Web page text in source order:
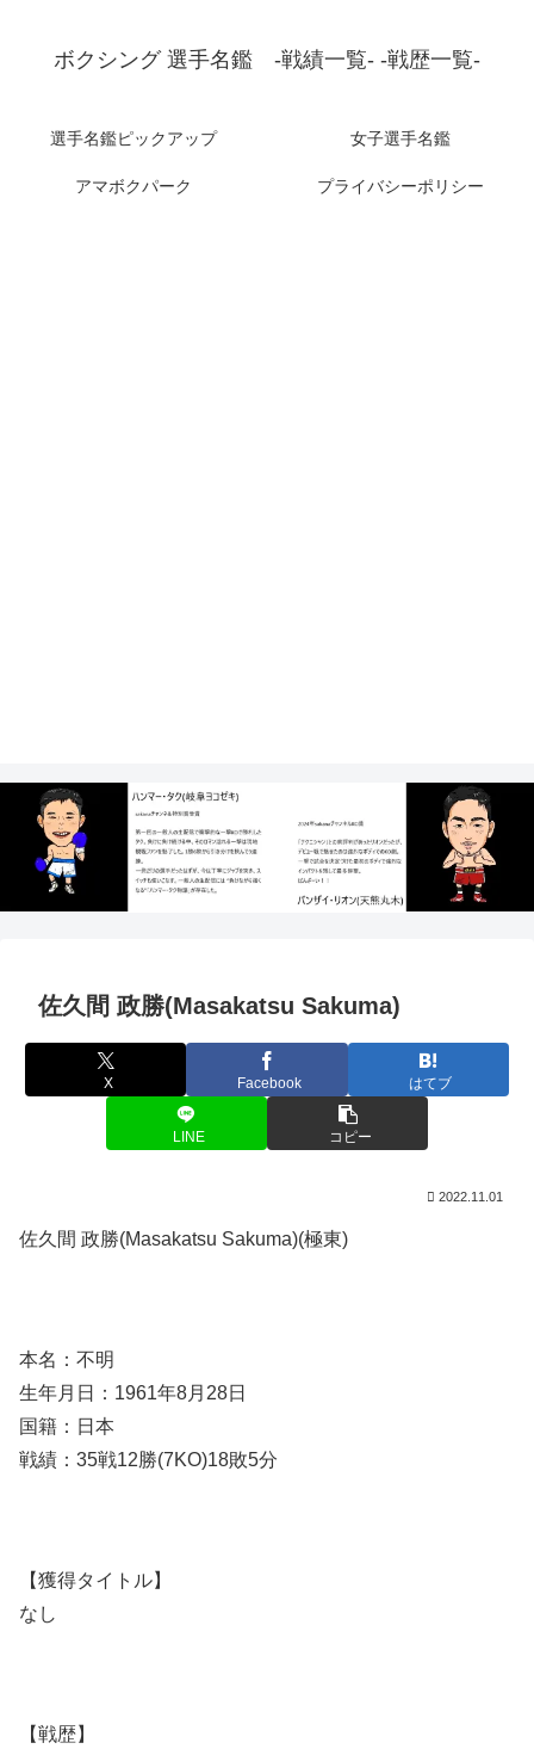
ボクシング 選手名鑑 -戦績一覧- -戦歴一覧-
選手名鑑ピックアップ 女子選手名鑑
アマボクパーク プライバシーポリシー
佐久間 政勝(Masakatsu Sakuma)
X Facebook はてブ
LINE コピー
2022.11.01
佐久間 政勝(Masakatsu Sakuma)(極東)
本名：不明
生年月日：1961年8月28日
国籍：日本
戦績：35戦12勝(7KO)18敗5分
【獲得タイトル】
なし
【戦歴】